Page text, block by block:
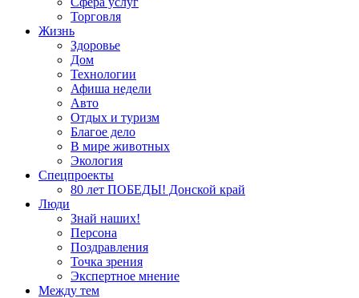
Торговля
Жизнь
Здоровье
Дом
Технологии
Афиша недели
Авто
Отдых и туризм
Благое дело
В мире животных
Экология
Спецпроекты
80 лет ПОБЕДЫ! Донской край
Люди
Знай наших!
Персона
Поздравления
Точка зрения
Экспертное мнение
Между тем